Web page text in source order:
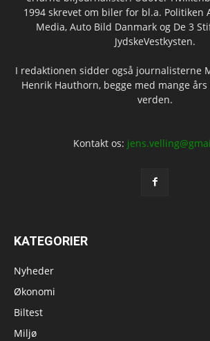
1994 skrevet om biler for bl.a. Politiken
Media, Auto Bild Danmark og De 3
JydskeVestkysten.
I redaktionen sidder også journalisterne
Henrik Hauthorn, begge med mange
verden.
Kontakt os:
KATEGORIER
Nyheder
Økonomi
Biltest
Miljø